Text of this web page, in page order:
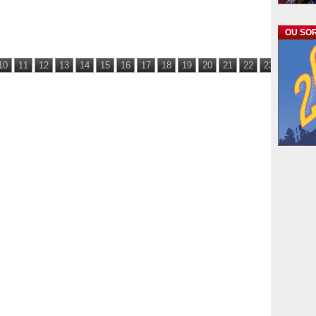
11 12 13 14 15 16 17 18 19 20 21 22 23 25
OU